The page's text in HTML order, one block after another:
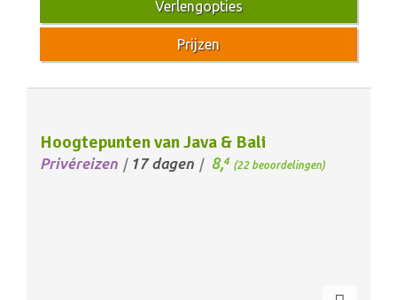
Verlengopties
Prijzen
Hoogtepunten van Java & Bali
Privéreizen / 17 dagen / 8, 4 (22 beoordelingen)